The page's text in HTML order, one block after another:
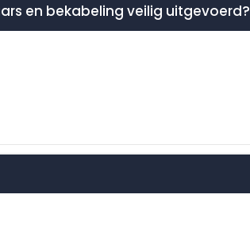
en bekabeling veilig uitgevoerd?